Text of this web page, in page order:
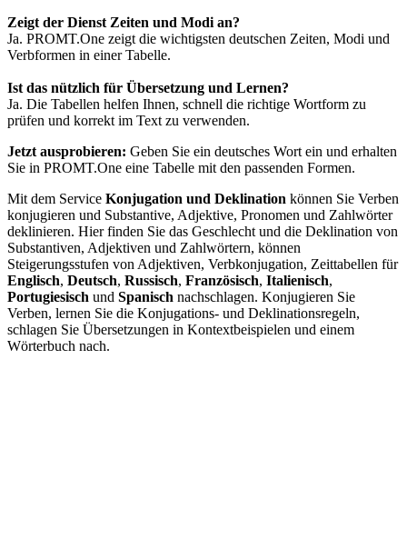
Zeigt der Dienst Zeiten und Modi an?
Ja. PROMT.One zeigt die wichtigsten deutschen Zeiten, Modi und
Verbformen in einer Tabelle.
Ist das nützlich für Übersetzung und Lernen?
Ja. Die Tabellen helfen Ihnen, schnell die richtige Wortform zu
prüfen und korrekt im Text zu verwenden.
Jetzt ausprobieren: Geben Sie ein deutsches Wort ein und erhalten
Sie in PROMT.One eine Tabelle mit den passenden Formen.
Mit dem Service Konjugation und Deklination können Sie Verben
konjugieren und Substantive, Adjektive, Pronomen und Zahlwörter
deklinieren. Hier finden Sie das Geschlecht und die Deklination von
Substantiven, Adjektiven und Zahlwörtern, können
Steigerungsstufen von Adjektiven, Verbkonjugation, Zeittabellen für
Englisch, Deutsch, Russisch, Französisch, Italienisch,
Portugiesisch und Spanisch nachschlagen. Konjugieren Sie
Verben, lernen Sie die Konjugations- und Deklinationsregeln,
schlagen Sie Übersetzungen in Kontextbeispielen und einem
Wörterbuch nach.